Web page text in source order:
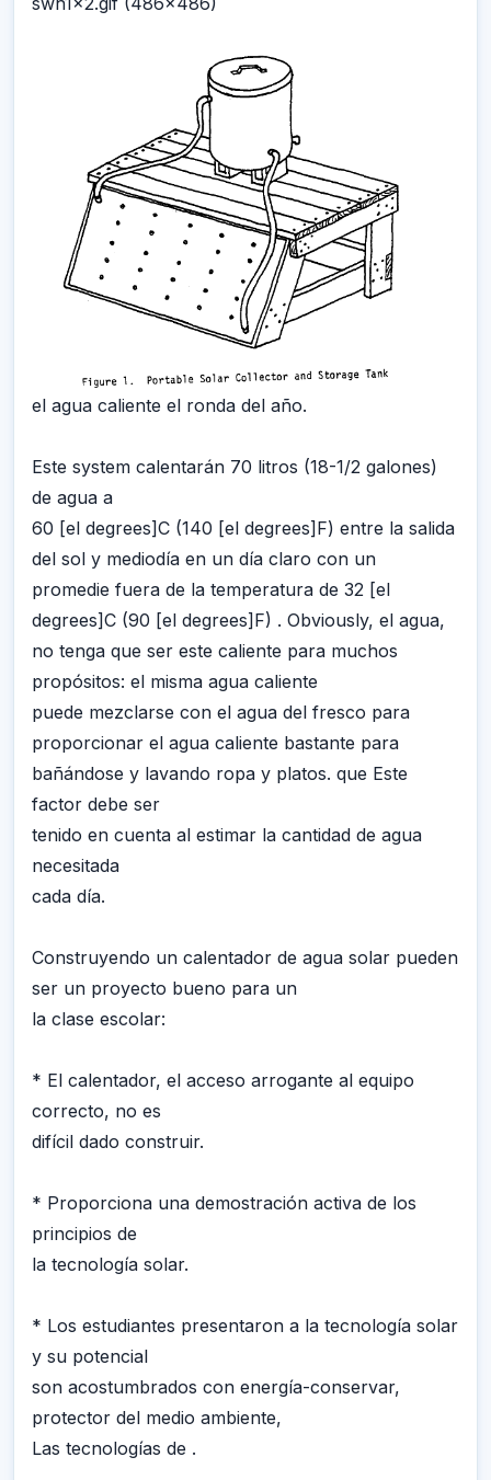
el agua caliente el ronda del año.
Este system calentarán 70 litros (18-1/2 galones)
de agua a
60 [el degrees]C (140 [el degrees]F) entre la salida
del sol y mediodía en un día claro con un
promedie fuera de la temperatura de 32 [el
degrees]C (90 [el degrees]F) . Obviously, el agua,
no tenga que ser este caliente para muchos
propósitos: el misma agua caliente
puede mezclarse con el agua del fresco para
proporcionar el agua caliente bastante para
bañándose y lavando ropa y platos. que Este
factor debe ser
tenido en cuenta al estimar la cantidad de agua
necesitada
cada día.
Construyendo un calentador de agua solar pueden
ser un proyecto bueno para un
la clase escolar:
* El calentador, el acceso arrogante al equipo
correcto, no es
difícil dado construir.
* Proporciona una demostración activa de los
principios de
la tecnología solar.
* Los estudiantes presentaron a la tecnología solar
y su potencial
son acostumbrados con energía-conservar,
protector del medio ambiente,
Las tecnologías de .